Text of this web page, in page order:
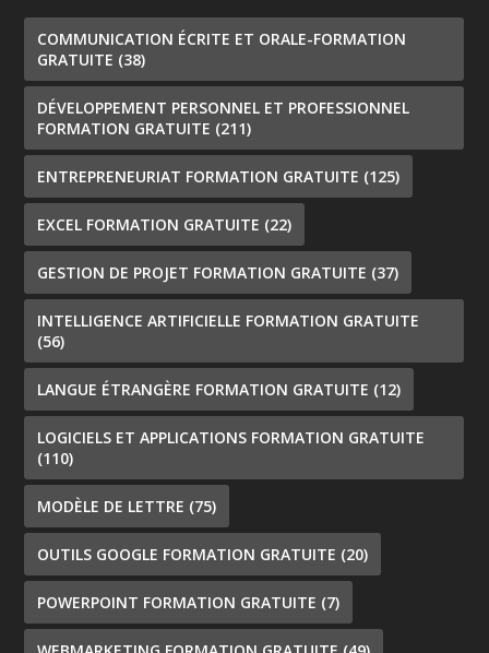
COMMUNICATION ÉCRITE ET ORALE-FORMATION
GRATUITE (38)
DÉVELOPPEMENT PERSONNEL ET PROFESSIONNEL
FORMATION GRATUITE (211)
ENTREPRENEURIAT FORMATION GRATUITE (125)
EXCEL FORMATION GRATUITE (22)
GESTION DE PROJET FORMATION GRATUITE (37)
INTELLIGENCE ARTIFICIELLE FORMATION GRATUITE
(56)
LANGUE ÉTRANGÈRE FORMATION GRATUITE (12)
LOGICIELS ET APPLICATIONS FORMATION GRATUITE
(110)
MODÈLE DE LETTRE (75)
OUTILS GOOGLE FORMATION GRATUITE (20)
POWERPOINT FORMATION GRATUITE (7)